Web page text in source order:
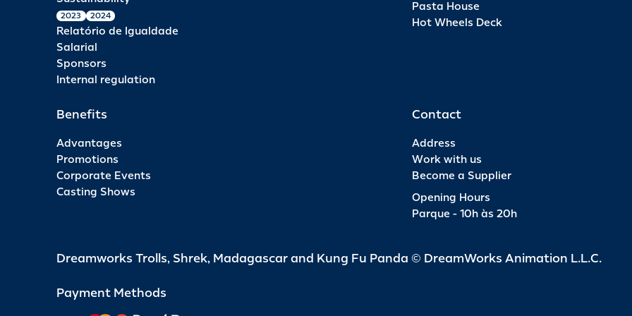
2023 2024
Relatório de Igualdade
Salarial
Sponsors
Internal regulation
Pasta House
Hot Wheels Deck
Benefits
Advantages
Promotions
Corporate Events
Casting Shows
Contact
Address
Work with us
Become a Supplier
Opening Hours
Parque - 10h às 20h
Dreamworks Trolls, Shrek, Madagascar and Kung Fu Panda © DreamWorks Animation L.L.C.
Payment Methods